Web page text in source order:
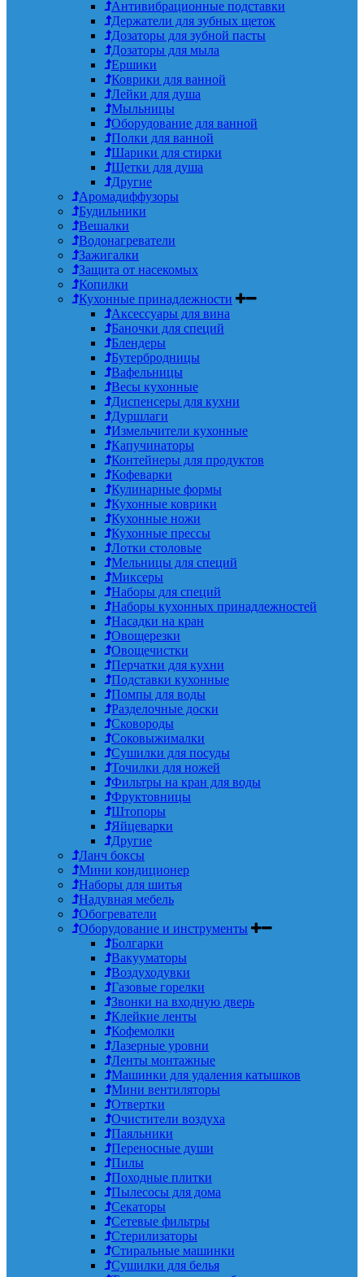
Антивибрационные подставки
Держатели для зубных щеток
Дозаторы для зубной пасты
Дозаторы для мыла
Ершики
Коврики для ванной
Лейки для душа
Мыльницы
Оборудование для ванной
Полки для ванной
Шарики для стирки
Щетки для душа
Другие
Аромадиффузоры
Будильники
Вешалки
Водонагреватели
Зажигалки
Защита от насекомых
Копилки
Кухонные принадлежности
Аксессуары для вина
Баночки для специй
Блендеры
Бутербродницы
Вафельницы
Весы кухонные
Диспенсеры для кухни
Дуршлаги
Измельчители кухонные
Капучинаторы
Контейнеры для продуктов
Кофеварки
Кулинарные формы
Кухонные коврики
Кухонные ножи
Кухонные прессы
Лотки столовые
Мельницы для специй
Миксеры
Наборы для специй
Наборы кухонных принадлежностей
Насадки на кран
Овощерезки
Овощечистки
Перчатки для кухни
Подставки кухонные
Помпы для воды
Разделочные доски
Сковороды
Соковыжималки
Сушилки для посуды
Точилки для ножей
Фильтры на кран для воды
Фруктовницы
Штопоры
Яйцеварки
Другие
Ланч боксы
Мини кондиционер
Наборы для шитья
Надувная мебель
Обогреватели
Оборудование и инструменты
Болгарки
Вакууматоры
Воздуходувки
Газовые горелки
Звонки на входную дверь
Клейкие ленты
Кофемолки
Лазерные уровни
Ленты монтажные
Машинки для удаления катышков
Мини вентиляторы
Отвертки
Очистители воздуха
Паяльники
Переносные души
Пилы
Походные плитки
Пылесосы для дома
Секаторы
Сетевые фильтры
Стерилизаторы
Стиральные машинки
Сушилки для белья